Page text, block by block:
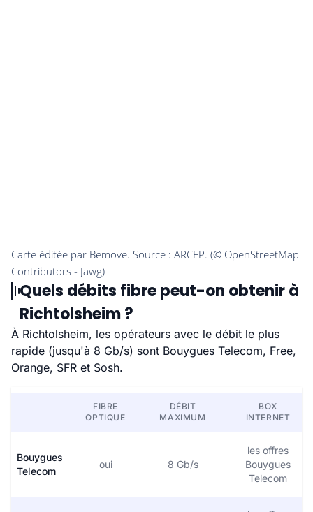
Quels débits fibre peut-on obtenir à
Richtolsheim ?
À Richtolsheim, les opérateurs avec le débit le plus
rapide (jusqu'à 8 Gb/s) sont Bouygues Telecom, Free,
Orange, SFR et Sosh.
FIBRE
OPTIQUE
DÉBIT
MAXIMUM
BOX
INTERNET
Bouygues
Telecom
oui 8 Gb/s
les offres
Bouygues
Telecom